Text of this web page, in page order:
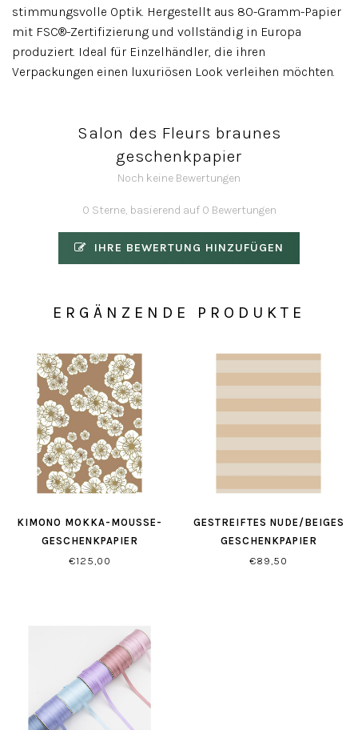
stimmungsvolle Optik. Hergestellt aus 80-Gramm-Papier
mit FSC®-Zertifizierung und vollständig in Europa
produziert. Ideal für Einzelhändler, die ihren
Verpackungen einen luxuriösen Look verleihen möchten.
Salon des Fleurs braunes
geschenkpapier
Noch keine Bewertungen
0 Sterne, basierend auf 0 Bewertungen
IHRE BEWERTUNG HINZUFÜGEN
ERGÄNZENDE PRODUKTE
KIMONO MOKKA-MOUSSE-
GESCHENKPAPIER
€125,00
GESTREIFTES NUDE/BEIGES
GESCHENKPAPIER
€89,50